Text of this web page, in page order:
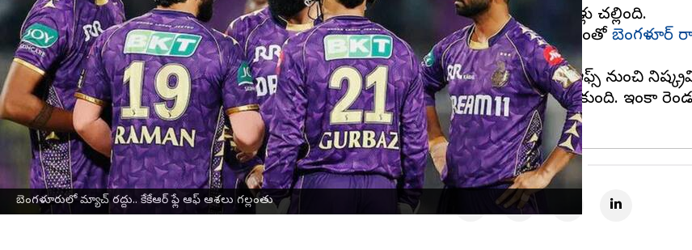
బెంగళూరులో మ్యాచ్ రద్దు.. కేకేఆర్ ఫ్లే ఆఫ్ ఆశలు గల్లంతు
ఐపీఎల్మళ్లీ ప్రారంభం కావడంతో క్రికెట్ ప్రేమికులు ఉత్సాహంగా ఉన్నా, వర్షం వారి ఆశలకు నీళ్లు చల్లింది.
బెంగళూరులోని చిన్నస్వామి స్టేడియంలో మేఘాలు ముసురుకుని కుండపోతగా వర్షం కురవడంతో బెంగళూర్
మ్యాచ్ రద్దయింది. ఈ మ్యాచ్ రద్దుకావడంతో ఇరు జట్లకు చెరో పాయింట్ లభించింది.
13 మ్యాచ్‌లు ఆడి కేవలం 12 పాయింట్లు మాత్రమే సాధించిన కోల్‌కత్తా నైట్ రైడర్స్ జట్టు ప్లే ఆఫ్స్ నుంచి
మరోవైపు, 17 పాయింట్లతో రాయల్ ఛాలెంజర్స్ బెంగళూరు జట్టు పట్టికలో అగ్రస్థానానికి చేరుకుంది. ఇంకా
మీరు పూర్తి చేశారు